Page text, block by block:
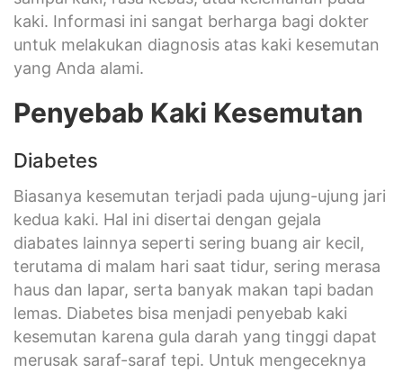
kaki. Informasi ini sangat berharga bagi dokter
untuk melakukan diagnosis atas kaki kesemutan
yang Anda alami.
Penyebab Kaki Kesemutan
Diabetes
Biasanya kesemutan terjadi pada ujung-ujung jari
kedua kaki. Hal ini disertai dengan gejala
diabates lainnya seperti sering buang air kecil,
terutama di malam hari saat tidur, sering merasa
haus dan lapar, serta banyak makan tapi badan
lemas. Diabetes bisa menjadi penyebab kaki
kesemutan karena gula darah yang tinggi dapat
merusak saraf-saraf tepi. Untuk mengeceknya